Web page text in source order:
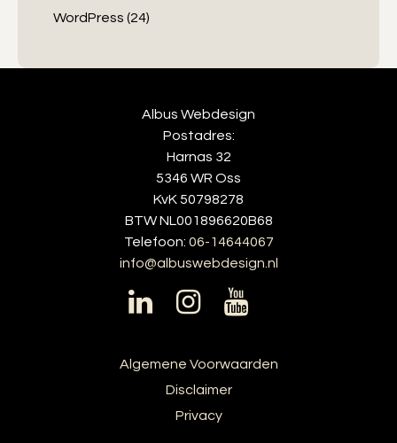
WordPress (24)
Albus Webdesign
Postadres:
Harnas 32
5346 WR Oss
KvK 50798278
BTW NL001896620B68
Telefoon: 06-14644067
info@albuswebdesign.nl
Algemene Voorwaarden
Disclaimer
Privacy